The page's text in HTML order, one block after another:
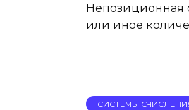
Непозиционная
или иное
СИСТЕМЫ